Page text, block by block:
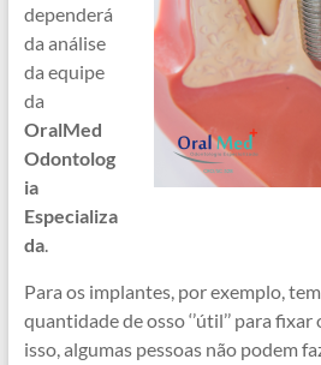
dependerá
da análise
da equipe
da
OralMed
Odontolog
ia
Especializa
da.
Para os implantes, por exemplo,
quantidade de osso ‘’útil’’ para
isso, algumas pessoas não podem